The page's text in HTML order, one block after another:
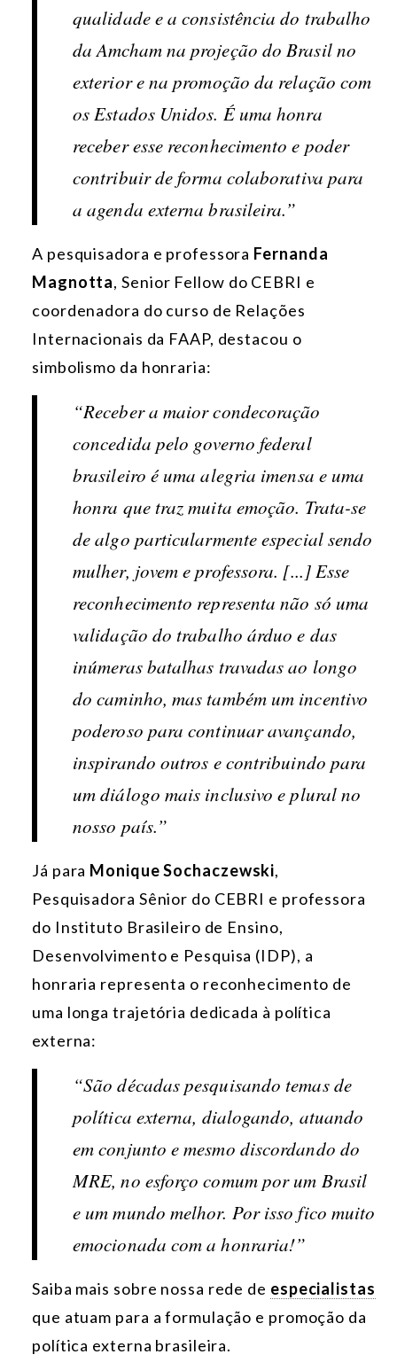
qualidade e a consistência do trabalho
da Amcham na projeção do Brasil no
exterior e na promoção da relação com
os Estados Unidos. É uma honra
receber esse reconhecimento e poder
contribuir de forma colaborativa para
a agenda externa brasileira.”
A pesquisadora e professora Fernanda
Magnotta, Senior Fellow do CEBRI e
coordenadora do curso de Relações
Internacionais da FAAP, destacou o
simbolismo da honraria:
“Receber a maior condecoração
concedida pelo governo federal
brasileiro é uma alegria imensa e uma
honra que traz muita emoção. Trata-se
de algo particularmente especial sendo
mulher, jovem e professora. [...] Esse
reconhecimento representa não só uma
validação do trabalho árduo e das
inúmeras batalhas travadas ao longo
do caminho, mas também um incentivo
poderoso para continuar avançando,
inspirando outros e contribuindo para
um diálogo mais inclusivo e plural no
nosso país.”
Já para Monique Sochaczewski,
Pesquisadora Sênior do CEBRI e professora
do Instituto Brasileiro de Ensino,
Desenvolvimento e Pesquisa (IDP), a
honraria representa o reconhecimento de
uma longa trajetória dedicada à política
externa:
“São décadas pesquisando temas de
política externa, dialogando, atuando
em conjunto e mesmo discordando do
MRE, no esforço comum por um Brasil
e um mundo melhor. Por isso fico muito
emocionada com a honraria!”
Saiba mais sobre nossa rede de especialistas
que atuam para a formulação e promoção da
política externa brasileira.